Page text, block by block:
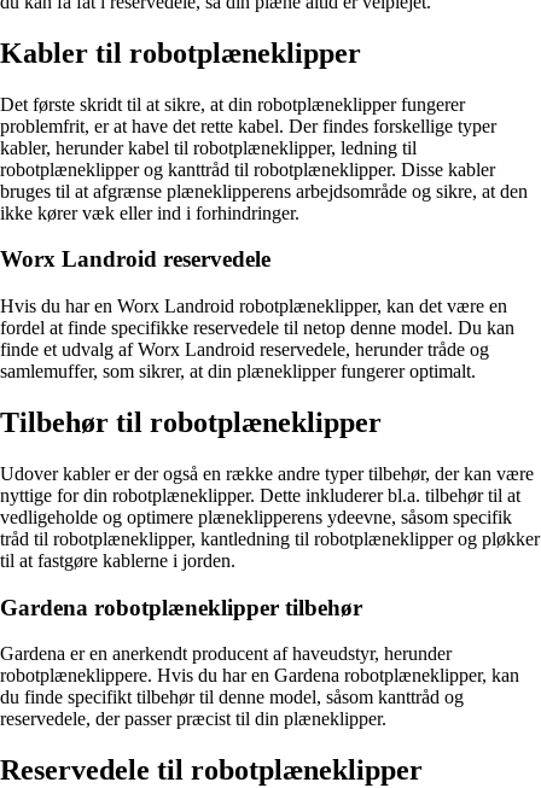
Kabler til robotplæneklipper
Det første skridt til at sikre, at din robotplæneklipper fungerer
problemfrit, er at have det rette kabel. Der findes forskellige typer
kabler, herunder kabel til robotplæneklipper, ledning til
robotplæneklipper og kanttråd til robotplæneklipper. Disse kabler
bruges til at afgrænse plæneklipperens arbejdsområde og sikre, at den
ikke kører væk eller ind i forhindringer.
Worx Landroid reservedele
Hvis du har en Worx Landroid robotplæneklipper, kan det være en
fordel at finde specifikke reservedele til netop denne model. Du kan
finde et udvalg af Worx Landroid reservedele, herunder tråde og
samlemuffer, som sikrer, at din plæneklipper fungerer optimalt.
Tilbehør til robotplæneklipper
Udover kabler er der også en række andre typer tilbehør, der kan være
nyttige for din robotplæneklipper. Dette inkluderer bl.a. tilbehør til at
vedligeholde og optimere plæneklipperens ydeevne, såsom specifik
tråd til robotplæneklipper, kantledning til robotplæneklipper og pløkker
til at fastgøre kablerne i jorden.
Gardena robotplæneklipper tilbehør
Gardena er en anerkendt producent af haveudstyr, herunder
robotplæneklippere. Hvis du har en Gardena robotplæneklipper, kan
du finde specifikt tilbehør til denne model, såsom kanttråd og
reservedele, der passer præcist til din plæneklipper.
Reservedele til robotplæneklipper